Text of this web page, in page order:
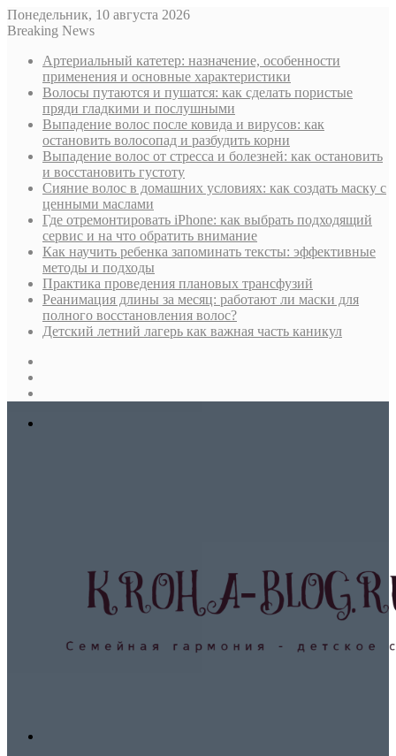
Понедельник, 10 августа 2026
Breaking News
Артериальный катетер: назначение, особенности
применения и основные характеристики
Волосы путаются и пушатся: как сделать пористые
пряди гладкими и послушными
Выпадение волос после ковида и вирусов: как
остановить волосопад и разбудить корни
Выпадение волос от стресса и болезней: как остановить
и восстановить густоту
Сияние волос в домашних условиях: как создать маску с
ценными маслами
Где отремонтировать iPhone: как выбрать подходящий
сервис и на что обратить внимание
Как научить ребенка запоминать тексты: эффективные
методы и подходы
Практика проведения плановых трансфузий
Реанимация длины за месяц: работают ли маски для
полного восстановления волос?
Детский летний лагерь как важная часть каникул